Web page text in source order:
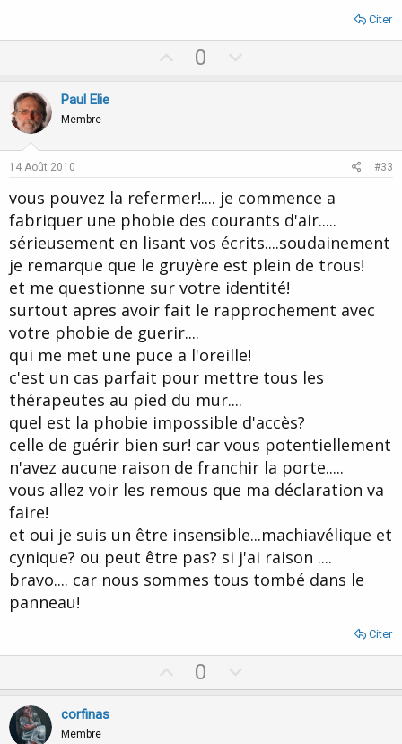
Citer
p
0
o
e
Paul Elie
Membre
14 Août 2010 #33
vous pouvez la refermer!.... je commence a
fabriquer une phobie des courants d'air.....
sérieusement en lisant vos écrits....soudainement
je remarque que le gruyère est plein de trous!
et me questionne sur votre identité!
surtout apres avoir fait le rapprochement avec
votre phobie de guerir....
qui me met une puce a l'oreille!
c'est un cas parfait pour mettre tous les
thérapeutes au pied du mur....
quel est la phobie impossible d'accès?
celle de guérir bien sur! car vous potentiellement
n'avez aucune raison de franchir la porte.....
vous allez voir les remous que ma déclaration va
faire!
et oui je suis un être insensible...machiavélique et
cynique? ou peut être pas? si j'ai raison ....
bravo.... car nous sommes tous tombé dans le
panneau!
Citer
p
0
o
corfinas
Membre